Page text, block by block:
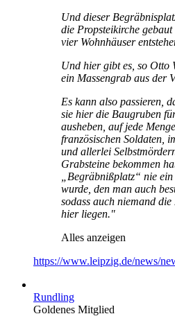
Und dieser
die Propsteikirche
vier Wohnhäuser
Und hier gibt es, so Otto
ein Massengrab aus der
Es kann also passieren,
sie hier die Baugruben
ausheben, auf jede
französischen Soldaten,
und allerlei
Grabsteine bekommen
„Begräbnißplatz“ nie
wurde, den man auch
sodass auch niemand
hier liegen."
Alles anzeigen
https://www.leipzig.de/news/
Rundling
Goldenes Mitglied